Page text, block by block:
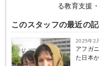
る教育支援
このスタッフの最近の
2025年2
アフガ
た日本